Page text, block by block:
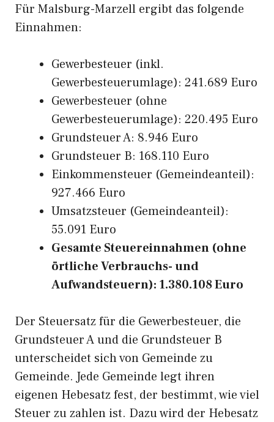
Für Malsburg-Marzell ergibt das folgende
Einnahmen:
Gewerbesteuer (inkl.
Gewerbesteuerumlage): 241.689 Euro
Gewerbesteuer (ohne
Gewerbesteuerumlage): 220.495 Euro
Grundsteuer A: 8.946 Euro
Grundsteuer B: 168.110 Euro
Einkommensteuer (Gemeindeanteil):
927.466 Euro
Umsatzsteuer (Gemeindeanteil):
55.091 Euro
Gesamte Steuereinnahmen (ohne
örtliche Verbrauchs- und
Aufwandsteuern): 1.380.108 Euro
Der Steuersatz für die Gewerbesteuer, die
Grundsteuer A und die Grundsteuer B
unterscheidet sich von Gemeinde zu
Gemeinde. Jede Gemeinde legt ihren
eigenen Hebesatz fest, der bestimmt, wie viel
Steuer zu zahlen ist. Dazu wird der Hebesatz